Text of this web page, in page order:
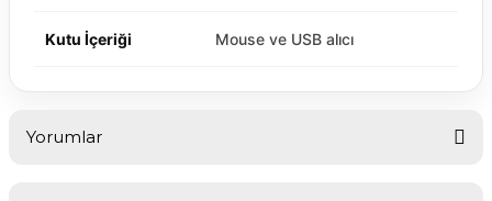
Kutu İçeriği Mouse ve USB alıcı
Yorumlar